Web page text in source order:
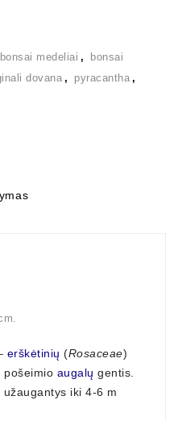
bonsai medeliai ,
bonsai
dovana , pyracantha ,
erškėtinių (Rosaceae)
pošeimio augalų gentis.
užaugantys iki 4-6 m